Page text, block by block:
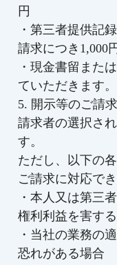
円
・第三者提供記
請求につき1,000
・現金書留また
ていただきます。
5. 開示等のご請
請求者の選択さ
す。
ただし、以下の
ご請求に対応で
・本人又は第三
権利利益を害す
・当社の業務の
恐れがある場合